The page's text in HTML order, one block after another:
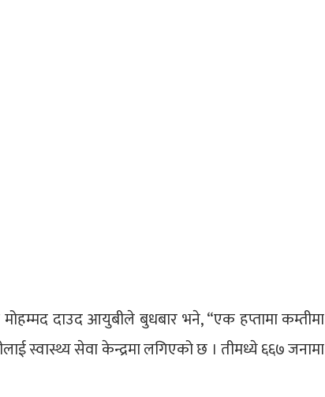
दाउद आयुबीले बुधबार भने, “एक हप्तामा कम्तीमा
स्वास्थ्य सेवा केन्द्रमा लगिएको छ । तीमध्ये ६६७ जनामा